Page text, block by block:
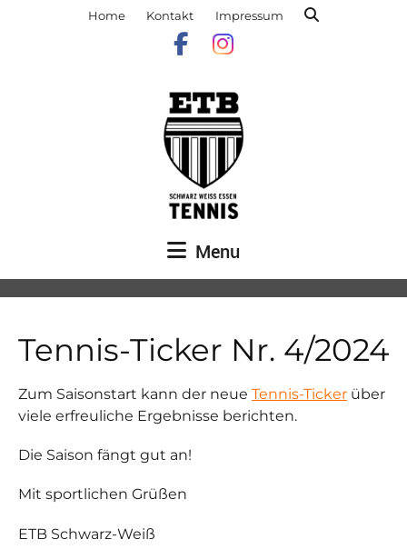
Home Kontakt Impressum
Menu
Tennis-Ticker Nr. 4/2024
Zum Saisonstart kann der neue Tennis-Ticker über
viele erfreuliche Ergebnisse berichten.
Die Saison fängt gut an!
Mit sportlichen Grüßen
ETB Schwarz-Weiß